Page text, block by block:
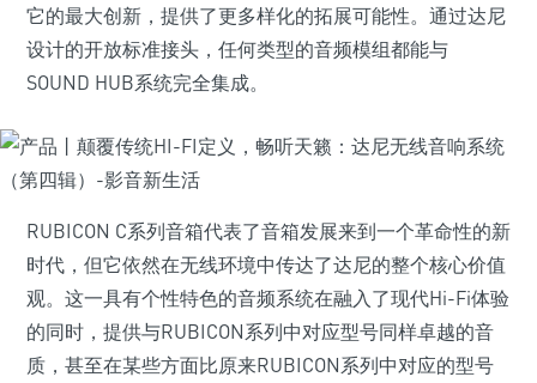
它的最大创新，提供了更多样化的拓展可能性。通过达尼
设计的开放标准接头，任何类型的音频模组都能与
SOUND HUB系统完全集成。
RUBICON C系列音箱代表了音箱发展来到一个革命性的新
时代，但它依然在无线环境中传达了达尼的整个核心价值
观。这一具有个性特色的音频系统在融入了现代Hi-Fi体验
的同时，提供与RUBICON系列中对应型号同样卓越的音
质，甚至在某些方面比原来RUBICON系列中对应的型号